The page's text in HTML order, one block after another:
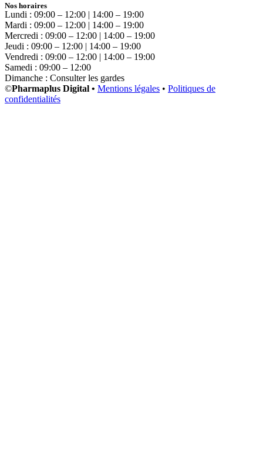
Nos horaires
Lundi : 09:00 – 12:00 | 14:00 – 19:00
Mardi : 09:00 – 12:00 | 14:00 – 19:00
Mercredi : 09:00 – 12:00 | 14:00 – 19:00
Jeudi : 09:00 – 12:00 | 14:00 – 19:00
Vendredi : 09:00 – 12:00 | 14:00 – 19:00
Samedi : 09:00 – 12:00
Dimanche : Consulter les gardes
©Pharmaplus Digital • Mentions légales • Politiques de
confidentialités